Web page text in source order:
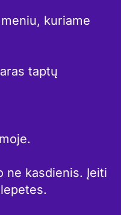
kuriame
taptų
ne kasdienis. Įeiti